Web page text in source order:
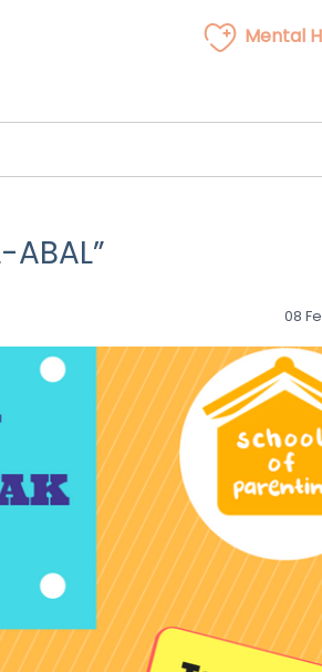
Mental
ABAL”
08